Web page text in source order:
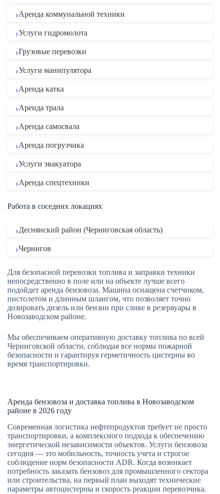
Аренда коммунальной техники
Услуги гидромолота
Грузовые перевозки
Услуги манипулятора
Аренда катка
Аренда трала
Аренда самосвала
Аренда погрузчика
Услуги эвакуатора
Аренда спецтехники
Работа в соседних локациях
Деснянский район (Черниговская область)
Чернигов
Для безопасной перевозки топлива и заправки техники
непосредственно в поле или на объекте лучше всего
подойдет аренда бензовоза. Машина оснащена счетчиком,
пистолетом и длинным шлангом, что позволяет точно
дозировать дизель или бензин при сливе в резервуары в
Новозаводском районе.
Мы обеспечиваем оперативную доставку топлива по всей
Черниговской области, соблюдая все нормы пожарной
безопасности и гарантируя герметичность цистерны во
время транспортировки.
Аренда бензовоза и доставка топлива в Новозаводском
районе в 2026 году
Современная логистика нефтепродуктов требует не просто
транспортировки, а комплексного подхода к обеспечению
энергетической независимости объектов. Услуги бензовоза
сегодня — это мобильность, точность учета и строгое
соблюдение норм безопасности ADR. Когда возникает
потребность заказать бензовоз для промышленного сектора
или строительства, на первый план выходят технические
параметры автоцистерны и скорость реакции перевозчика.